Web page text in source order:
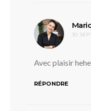
30
Avec plaisir hehe
RÉPONDRE